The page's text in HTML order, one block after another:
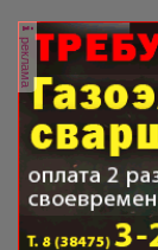
реклама